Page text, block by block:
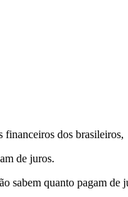
financeiros dos brasileiros,
de juros.
sabem quanto pagam de